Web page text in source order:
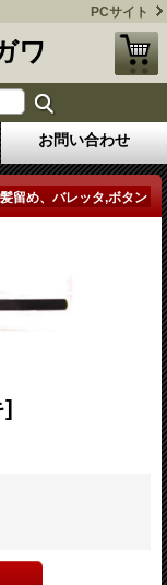
PCサイト
ワ
お問い合わせ
髪留め、バレッタ,ボタン